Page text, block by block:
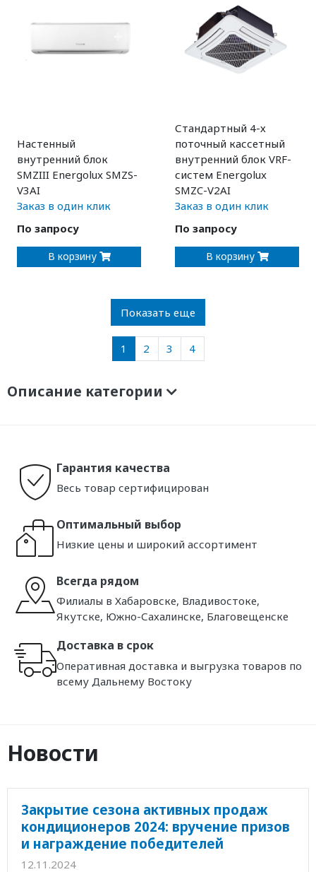
Настенный
внутренний блок
SMZIII Energolux SMZS-
V3AI
Заказ в один клик
По запросу
В корзину
Стандартный 4-х
поточный кассетный
внутренний блок VRF-
систем Energolux
SMZC-V2AI
Заказ в один клик
По запросу
В корзину
Показать еще
1 2 3 4
Описание категории
Гарантия качества
Весь товар сертифицирован
Оптимальный выбор
Низкие цены и широкий ассортимент
Всегда рядом
Филиалы в Хабаровске, Владивостоке,
Якутске, Южно-Сахалинске, Благовещенске
Доставка в срок
Оперативная доставка и выгрузка товаров по
всему Дальнему Востоку
Новости
Закрытие сезона активных продаж
кондиционеров 2024: вручение призов
и награждение победителей
12.11.2024